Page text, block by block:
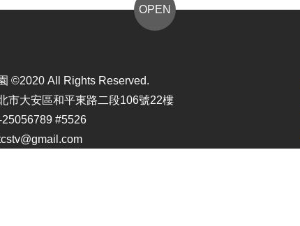
OPEN
©2020 All Rights Reserved.
市大安區和平東路二段106號22樓
#5526